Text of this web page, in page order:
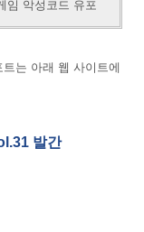
임 악성코드 유포
는 아래 웹 사이트에
발간